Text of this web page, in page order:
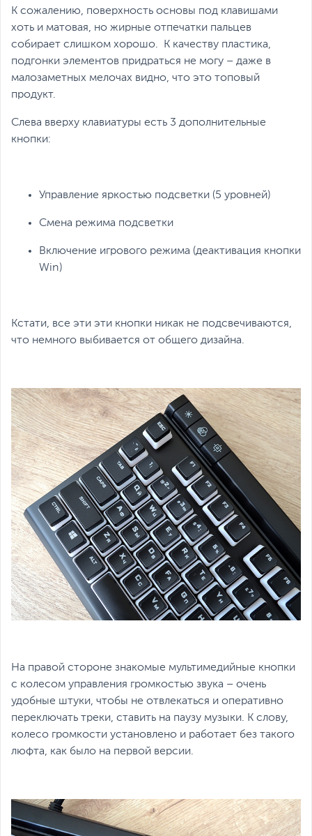
К сожалению, поверхность основы под клавишами
хоть и матовая, но жирные отпечатки пальцев
собирает слишком хорошо. К качеству пластика,
подгонки элементов придраться не могу – даже в
малозаметных мелочах видно, что это топовый
продукт.
Слева вверху клавиатуры есть 3 дополнительные
кнопки:
Управление яркостью подсветки (5 уровней)
Смена режима подсветки
Включение игрового режима (деактивация кнопки
Win)
Кстати, все эти эти кнопки никак не подсвечиваются,
что немного выбивается от общего дизайна.
На правой стороне знакомые мультимедийные кнопки
с колесом управления громкостью звука – очень
удобные штуки, чтобы не отвлекаться и оперативно
переключать треки, ставить на паузу музыки. К слову,
колесо громкости установлено и работает без такого
люфта, как было на первой версии.